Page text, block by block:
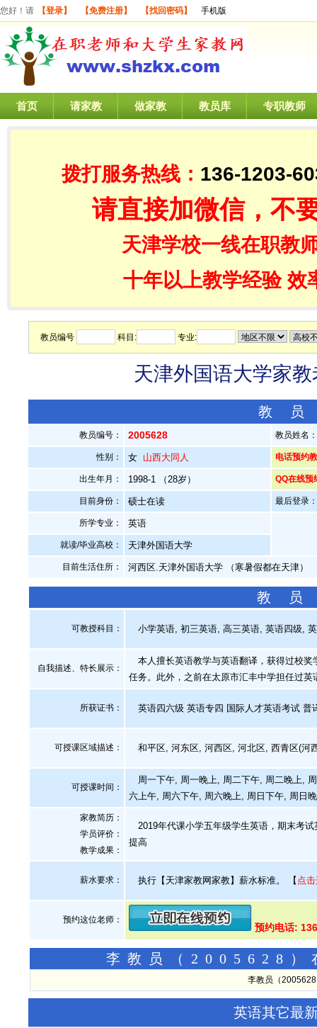
您好！请 【登录】 【免费注册】 【找回密码】 手机版
首页 请家教 做家教 教员库 专职教师
拨打服务热线： 136-1203-
请直接加微信，不
天津学校一线在职教
十年以上教学经验 效
教员编号 科目: 专业:
天津外国语大学家
教
教员编号： 2005628 教员姓名
性别： 女 山西大同人 电话预约
出生年月： 1998-1 （28岁） QQ在线预
目前身份： 硕士在读 最后登录
所学专业： 英语
就读/毕业高校： 天津外国语大学
目前生活住所： 河西区.天津外国语大学 （寒暑假都在天津）
教 员
可教授科目： 小学英语, 初三英语, 高三英语, 英语四级,
自我描述、特长展示 ：
本人擅长英语教学与英语翻译，获得过校奖
任务。此外，之前在太原市汇丰中学担任过英
所获证书 ： 英语四六级 英语专四 国际人才英语考试 普
可授课区域描述： 和平区, 河东区, 河西区, 河北区, 西青区(河
可授课时间：
周一下午, 周一晚上, 周二下午, 周二晚上,
六上午, 周六下午, 周六晚上, 周日下午, 周日
家教简历：
学员评价：
教学成果：
2019年代课小学五年级学生英语，期末考
提高
薪水要求： 执行【天津家教网家教】薪水标准。 【 点
预约这位老师：
预约电话:
李教员（2005628）
李教员（
英语其它最